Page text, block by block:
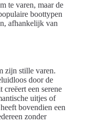
te varen, maar de
boottypen
afhankelijk van
zijn stille varen.
door de
een serene
uitjes of
bovendien een
zonder